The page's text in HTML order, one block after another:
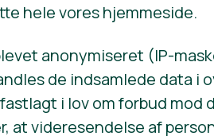
hele vores hjemmeside.
anonymiseret (IP-
de indsamlede data i
i lov om forbud mod
at videresendelse af